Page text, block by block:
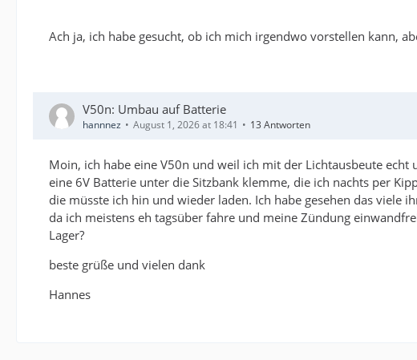
Ach ja, ich habe gesucht, ob ich mich irgendwo vorstellen kann,
V50n: Umbau auf Batterie
hannnez August 1, 2026 at 18:41 13 Antworten
Moin, ich habe eine V50n und weil ich mit der Lichtausbeute
eine 6V Batterie unter die Sitzbank klemme, die ich nachts per
die müsste ich hin und wieder laden. Ich habe gesehen das viele
da ich meistens eh tagsüber fahre und meine Zündung
Lager?
beste grüße und vielen dank
Hannes